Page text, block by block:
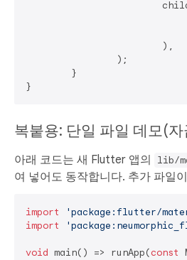
복붙용: 단일 파일 데모(
아래 코드는 새 Flutter 앱의 lib/
여 넣어도 동작합니다. 추가 파일
import 'package:flutter/
import
void main() => runApp(const